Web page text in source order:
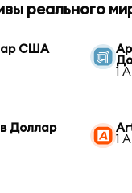
реального
США
1
Доллар
1